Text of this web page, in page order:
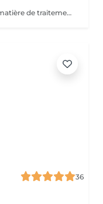
Exosomes c'est la dernière avancée en matière de traitements anti-âge et des imperfections de la peau.Ce sont de toutes petites vésicules (à l'échelle nanométrique) qui passent entre les cellules de la peau et qui leur apportent les acides aminés, des pépites, des vitamines et beaucoup d'autres éléments indispensables pour offrir à la peau une apparence jeune et fraiche. Grace à leur petite taille les exosomes pénètrent mieux et plus profondément dans la peau, ce qui rend le traitement plus efficace par rapport au microneedling traditionnel. Les exosomes de laboratoire espagnol SIMILDIET, que j'utilise, sont produits par les cellules souches de synthèse végétales. 1 ml du produit contient 15 milliards des exosomes qui peuvent être utilisés par la peau soit immédiatement soit stockés et utilisés progressivement. Le nombre de traitements nécessaires varie en fonction des conditions individuelles de la peau et des résultats souhaités. Une série de 2 à 3 traitements espacés de 4 à 6 semaines est idéale.
36